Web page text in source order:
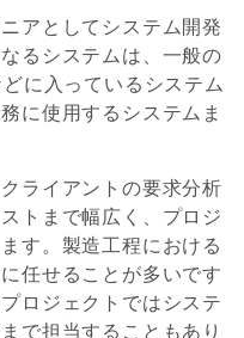
アとしてシステム開発
るシステムは、一般の
に入っているシステム
に使用するシステムま
ライアントの要求分析
トまで幅広く、プロジ
す。製造工程における
任せることが多いです
ロジェクトではシステ
で担当することもあり